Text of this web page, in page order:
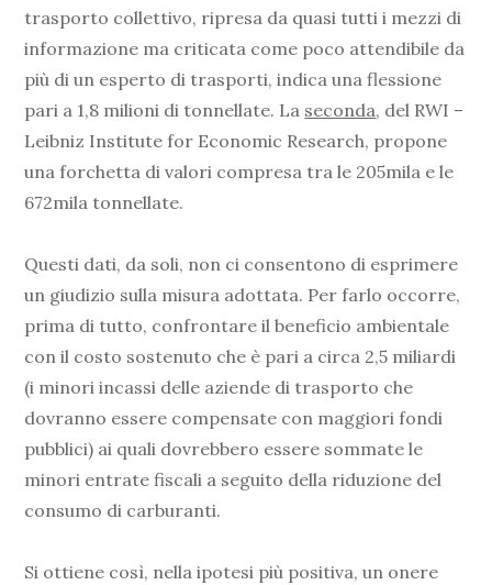
trasporto collettivo, ripresa da quasi tutti i mezzi di
informazione ma criticata come poco attendibile da
più di un esperto di trasporti, indica una flessione
pari a 1,8 milioni di tonnellate. La seconda, del RWI –
Leibniz Institute for Economic Research, propone
una forchetta di valori compresa tra le 205mila e le
672mila tonnellate.
Questi dati, da soli, non ci consentono di esprimere
un giudizio sulla misura adottata. Per farlo occorre,
prima di tutto, confrontare il beneficio ambientale
con il costo sostenuto che è pari a circa 2,5 miliardi
(i minori incassi delle aziende di trasporto che
dovranno essere compensate con maggiori fondi
pubblici) ai quali dovrebbero essere sommate le
minori entrate fiscali a seguito della riduzione del
consumo di carburanti.
Si ottiene così, nella ipotesi più positiva, un onere